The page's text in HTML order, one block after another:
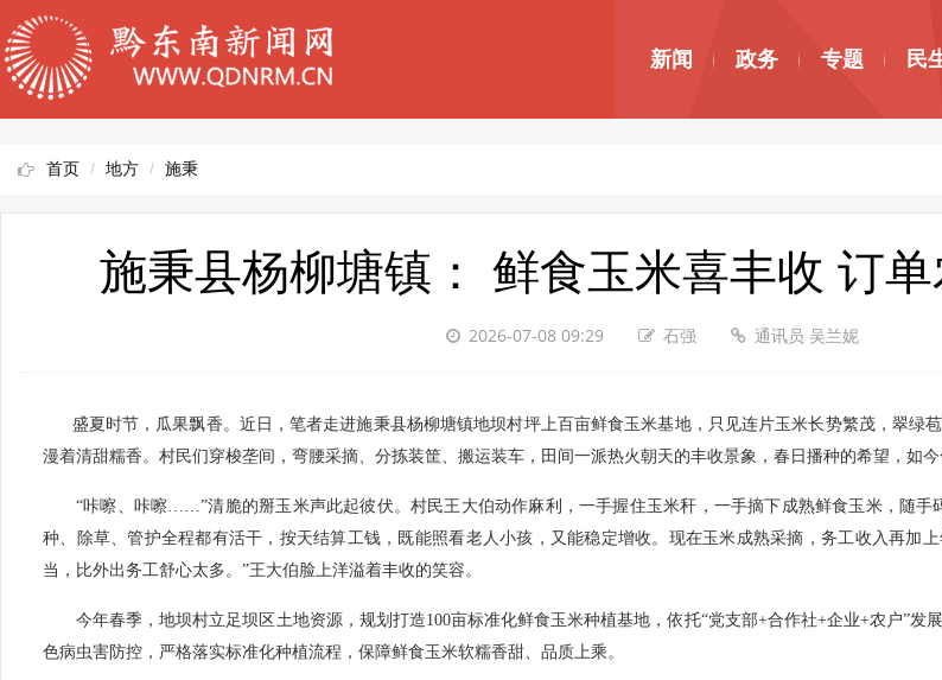
新闻 政务 专题 民
首页 地方 施秉
施秉县杨柳塘镇： 鲜食玉米喜丰收 订
2026-07-08 09:29 石强 通讯员 吴兰妮
盛夏时节，瓜果飘香。近日，笔者走进施秉县杨柳塘镇地坝村坪上百亩鲜食玉米基地，只见连片玉米长势繁茂，翠绿
漫着清甜糯香。村民们穿梭垄间，弯腰采摘、分拣装筐、搬运装车，田间一派热火朝天的丰收景象，春日播种的希望，如今
“咔嚓、咔嚓……”清脆的掰玉米声此起彼伏。村民王大伯动作麻利，一手握住玉米秆，一手摘下成熟鲜食玉米，随手
种、除草、管护全程都有活干，按天结算工钱，既能照看老人小孩，又能稳定增收。现在玉米成熟采摘，务工收入再加
当，比外出务工舒心太多。”王大伯脸上洋溢着丰收的笑容。
今年春季，地坝村立足坝区土地资源，规划打造100亩标准化鲜食玉米种植基地，依托“党支部+合作社+企业+农户”发
色病虫害防控，严格落实标准化种植流程，保障鲜食玉米软糯香甜、品质上乘。